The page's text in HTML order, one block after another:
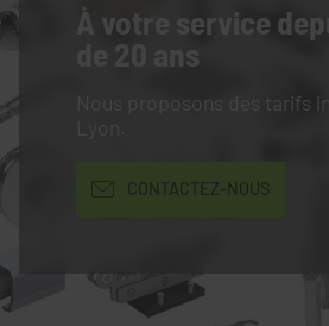
À votre service
de 20 ans
Nous proposons des tarifs
CONTACTEZ-NOUS